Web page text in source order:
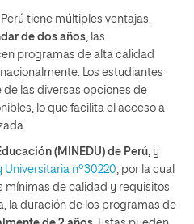
tiene múltiples ventajas.
de dos años , las
programas de alta calidad
Los estudiantes
las diversas opciones de
lo que facilita el acceso a
(MINEDU) de Perú , y
Universitaria nº30220 , por la cual
mínimas de calidad y requisitos
la duración de los programas de